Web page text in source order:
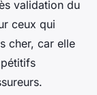
validation du
ceux qui
cher, car elle